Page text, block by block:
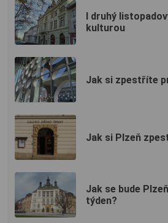
I druhý
kulturou
Jak si zpestříte
Jak si Plzeň
Jak se bude
týden?